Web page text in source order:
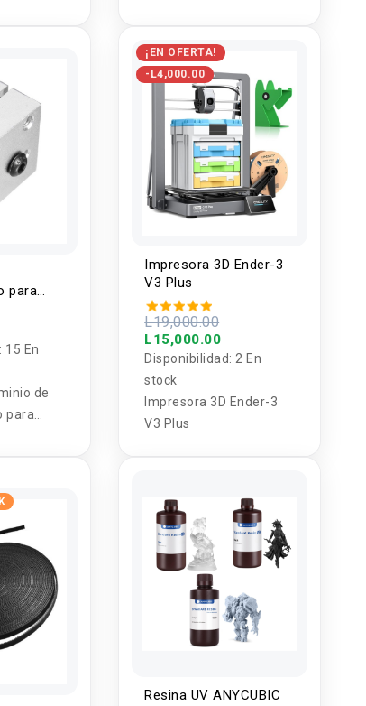
para
3D
15 En
de
para
¡EN OFERTA!
-L4,000.00
Impresora 3D Ender-3
V3 Plus
L19,000.00
L15,000.00
Disponibilidad: 2 En
stock
Impresora 3D Ender-3
V3 Plus
Resina UV ANYCUBIC